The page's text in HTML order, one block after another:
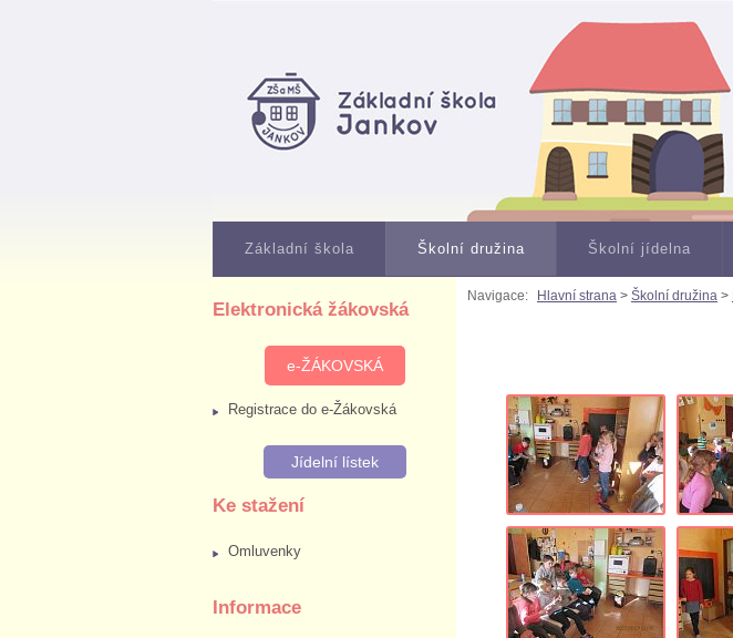
Základní škola Školní družina Školní jídelna
Elektronická žákovská
e-ŽÁKOVSKÁ
Registrace do e-Žákovská
Jídelní lístek
Ke stažení
Omluvenky
Informace
Navigace: Hlavní strana > Školní družina >